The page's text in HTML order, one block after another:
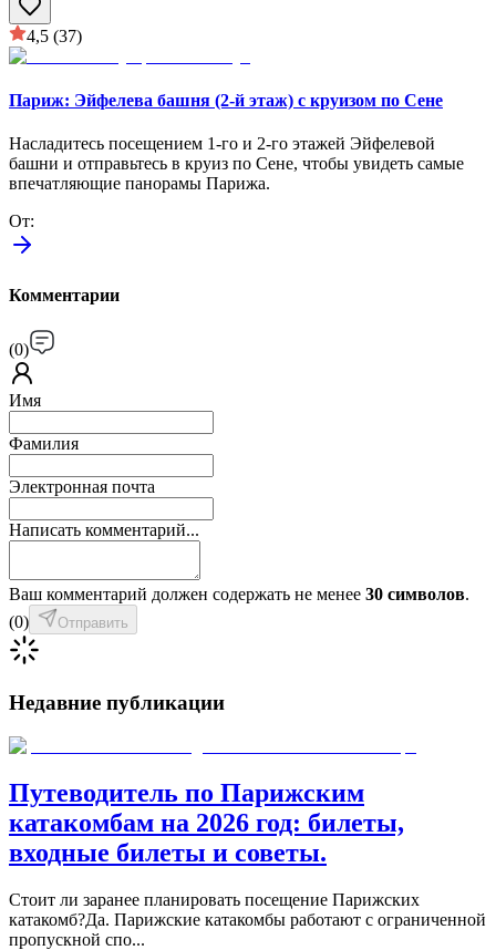
4,5 (37)
Париж: Эйфелева башня (2-й этаж) с круизом по Сене
Насладитесь посещением 1-го и 2-го этажей Эйфелевой
башни и отправьтесь в круиз по Сене, чтобы увидеть самые
впечатляющие панорамы Парижа.
От:
Комментарии
(0)
Имя
Фамилия
Электронная почта
Написать комментарий...
Ваш комментарий должен содержать не менее 30 символов.
(0) Отправить
Недавние публикации
Путеводитель по Парижским
катакомбам на 2026 год: билеты,
входные билеты и советы.
Стоит ли заранее планировать посещение Парижских
катакомб?Да. Парижские катакомбы работают с ограниченной
пропускной спо...